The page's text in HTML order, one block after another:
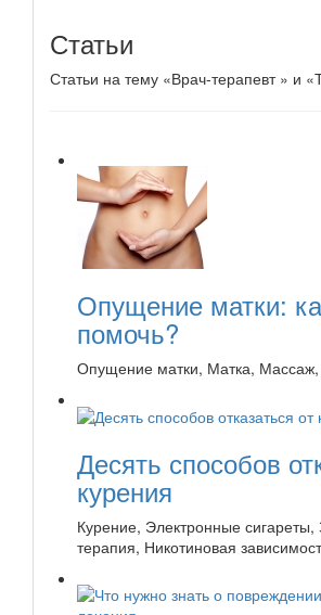
Статьи
Статьи на тему «Врач-терапевт » и
Опущение матки:
помочь?
Опущение матки, Матка, Массаж,
Десять способов
курения
Курение, Электронные сигареты,
терапия, Никотиновая